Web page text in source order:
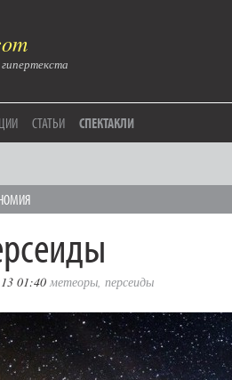
СТАТЬИ СПЕКТАКЛИ
01:40 метеоры, персеиды